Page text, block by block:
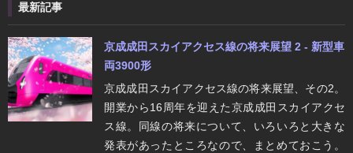
最新記事
京成成田スカイアクセス線の将来展望 2 - 新型車
両3900形
京成成田スカイアクセス線の将来展望、その2。
開業から16周年を迎えた京成成田スカイアクセ
ス線。同線の将来について、いろいろと大きな
発表があったところなので、まとめておこう。